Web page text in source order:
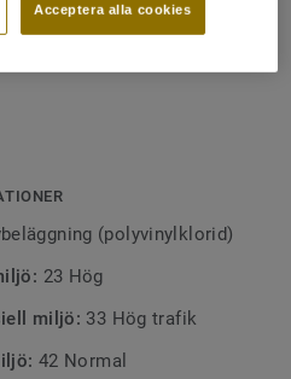
(polyvinylklorid)
23 Hög
miljö: 33 Hög trafik
42 Normal
Acceptera alla cookies